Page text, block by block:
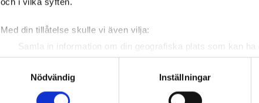
Med din tillåtelse skulle vi även vilja:
Samla in information om din geografiska plats som kan
Identifiera din enhet genom att aktivt skanna den för
Ta reda på mer om hur dina personliga uppgifter behandlas
eller dra tillbaka ditt samtycke när som helst från cookie-
Nödvändig
Inställningar